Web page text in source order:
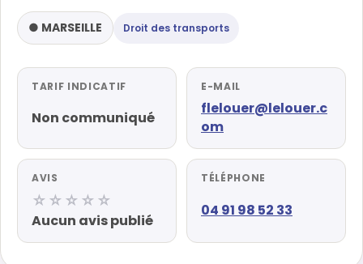
● MARSEILLE Droit des transports
TARIF INDICATIF
Non communiqué
E-MAIL
flelouer@lelouer.c
om
AVIS
☆☆☆☆☆
Aucun avis publié
TÉLÉPHONE
04 91 98 52 33